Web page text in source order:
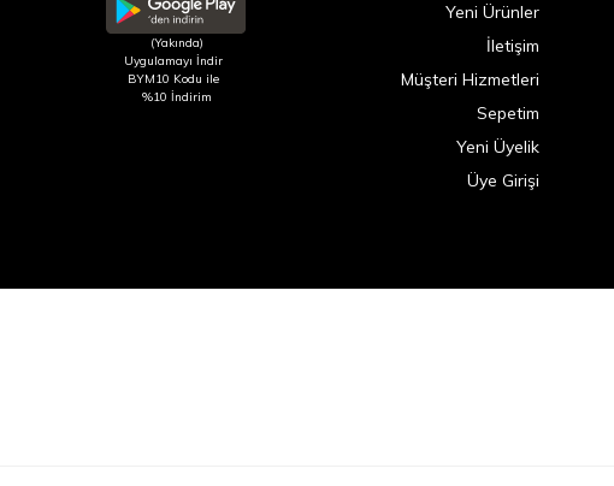
Yeni Ürünler
İletişim
Müşteri Hizmetleri
Sepetim
Yeni Üyelik
Üye Girişi
(Yakında)
Uygulamayı İndir
BYM10 Kodu ile
%10 İndirim